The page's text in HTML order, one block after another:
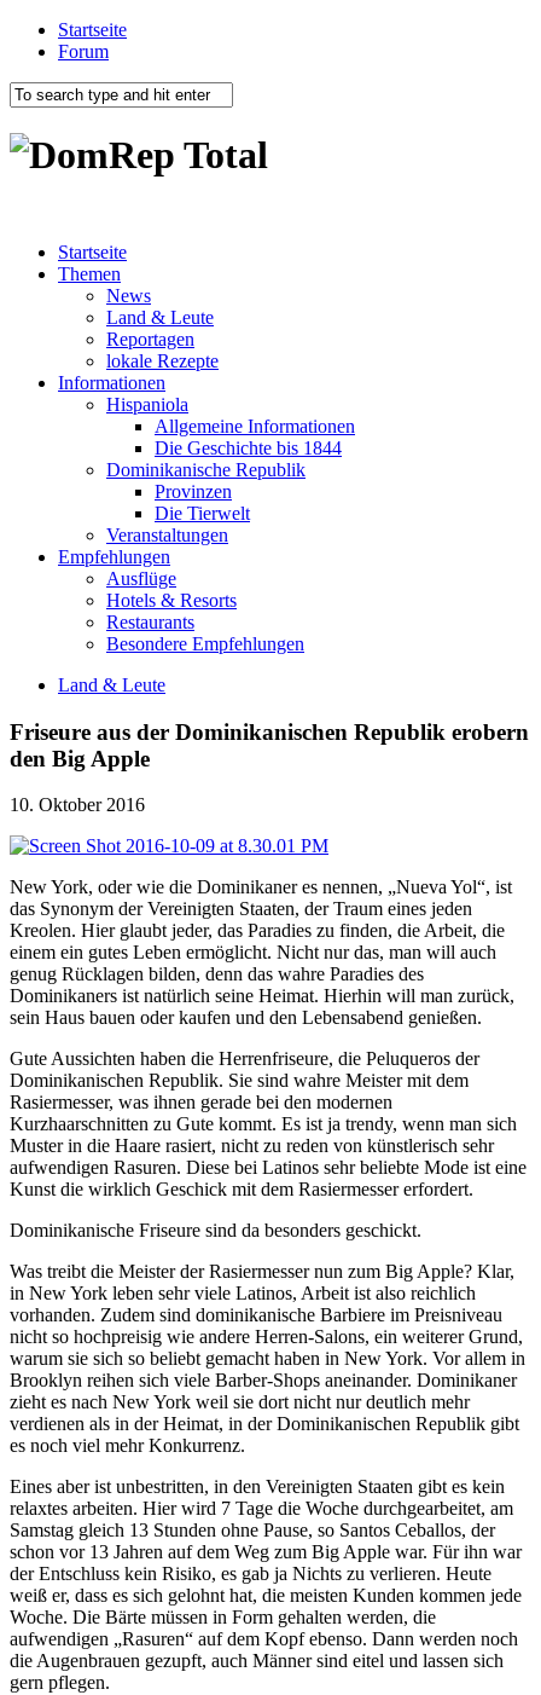
Startseite
Forum
Startseite
Themen
News
Land & Leute
Reportagen
lokale Rezepte
Informationen
Hispaniola
Allgemeine Informationen
Die Geschichte bis 1844
Dominikanische Republik
Provinzen
Die Tierwelt
Veranstaltungen
Empfehlungen
Ausflüge
Hotels & Resorts
Restaurants
Besondere Empfehlungen
Land & Leute
Friseure aus der Dominikanischen Republik erobern
den Big Apple
10. Oktober 2016
New York, oder wie die Dominikaner es nennen, „Nueva Yol“, ist
das Synonym der Vereinigten Staaten, der Traum eines jeden
Kreolen. Hier glaubt jeder, das Paradies zu finden, die Arbeit, die
einem ein gutes Leben ermöglicht. Nicht nur das, man will auch
genug Rücklagen bilden, denn das wahre Paradies des
Dominikaners ist natürlich seine Heimat. Hierhin will man zurück,
sein Haus bauen oder kaufen und den Lebensabend genießen.
Gute Aussichten haben die Herrenfriseure, die Peluqueros der
Dominikanischen Republik. Sie sind wahre Meister mit dem
Rasiermesser, was ihnen gerade bei den modernen
Kurzhaarschnitten zu Gute kommt. Es ist ja trendy, wenn man sich
Muster in die Haare rasiert, nicht zu reden von künstlerisch sehr
aufwendigen Rasuren. Diese bei Latinos sehr beliebte Mode ist eine
Kunst die wirklich Geschick mit dem Rasiermesser erfordert.
Dominikanische Friseure sind da besonders geschickt.
Was treibt die Meister der Rasiermesser nun zum Big Apple? Klar,
in New York leben sehr viele Latinos, Arbeit ist also reichlich
vorhanden. Zudem sind dominikanische Barbiere im Preisniveau
nicht so hochpreisig wie andere Herren-Salons, ein weiterer Grund,
warum sie sich so beliebt gemacht haben in New York. Vor allem in
Brooklyn reihen sich viele Barber-Shops aneinander. Dominikaner
zieht es nach New York weil sie dort nicht nur deutlich mehr
verdienen als in der Heimat, in der Dominikanischen Republik gibt
es noch viel mehr Konkurrenz.
Eines aber ist unbestritten, in den Vereinigten Staaten gibt es kein
relaxtes arbeiten. Hier wird 7 Tage die Woche durchgearbeitet, am
Samstag gleich 13 Stunden ohne Pause, so Santos Ceballos, der
schon vor 13 Jahren auf dem Weg zum Big Apple war. Für ihn war
der Entschluss kein Risiko, es gab ja Nichts zu verlieren. Heute
weiß er, dass es sich gelohnt hat, die meisten Kunden kommen jede
Woche. Die Bärte müssen in Form gehalten werden, die
aufwendigen „Rasuren“ auf dem Kopf ebenso. Dann werden noch
die Augenbrauen gezupft, auch Männer sind eitel und lassen sich
gern pflegen.